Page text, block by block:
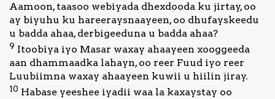
Aamoon, taasoo webiyada dhexdooda ku jirtay, oo
ay biyuhu ku hareeraysnaayeen, oo dhufayskeedu
u badda ahaa, derbigeeduna u badda ahaa?
9 Itoobiya iyo Masar waxay ahaayeen xooggeeda
aan dhammaadka lahayn, oo reer Fuud iyo reer
Luubiimna waxay ahaayeen kuwii u hiilin jiray.
10 Habase yeeshee iyadii waa la kaxaystay oo